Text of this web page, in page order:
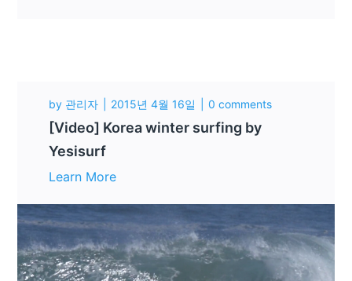
by 관리자 2015년 4월 16일 0 comments
[Video] Korea winter surfing by
Yesisurf
Learn More